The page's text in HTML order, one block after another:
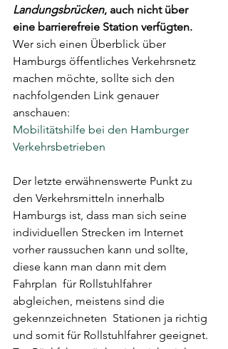
Landungsbrücken, auch nicht über
eine barrierefreie Station verfügten.
Wer sich einen Überblick über
Hamburgs öffentliches Verkehrsnetz
machen möchte, sollte sich den
nachfolgenden Link genauer
anschauen:
Mobilitätshilfe bei den Hamburger
Verkehrsbetrieben
Der letzte erwähnenswerte Punkt zu
den Verkehrsmitteln innerhalb
Hamburgs ist, dass man sich seine
individuellen Strecken im Internet
vorher raussuchen kann und sollte,
diese kann man dann mit dem
Fahrplan  für Rollstuhlfahrer
abgleichen, meistens sind die
gekennzeichneten  Stationen ja richtig
und somit für Rollstuhlfahrer geeignet.